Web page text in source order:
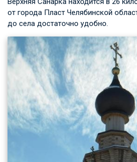
от города Пласт Челябинской
до села достаточно удобно.